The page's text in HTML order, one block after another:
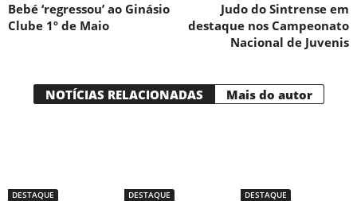
Bebé ‘regressou’ ao Ginásio
Clube 1º de Maio
Judo do Sintrense em
destaque nos Campeonato
Nacional de Juvenis
NOTÍCIAS RELACIONADAS Mais do autor
DESTAQUE DESTAQUE DESTAQUE